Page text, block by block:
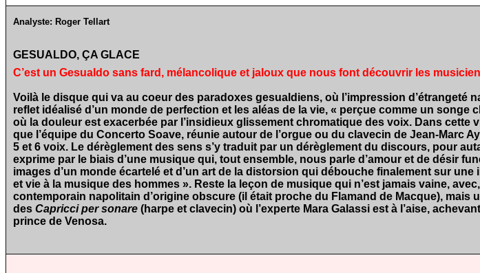
Analyste: Roger Tellart
GESUALDO, ÇA GLACE
C’est un Gesualdo sans fard, mélancolique et jaloux que nous font découvrir les
Voilà le disque qui va au coeur des paradoxes gesualdiens, où l’impression
reflet idéalisé d’un monde de perfection et les aléas de la vie, « perçue comme un
où la douleur est exacerbée par l’insidieux glissement chromatique des voix. Dans cette
que l’équipe du Concerto Soave, réunie autour de l’orgue ou du clavecin de Jean-
5 et 6 voix. Le dérèglement des sens s’y traduit par un dérèglement du discours, pour
exprime par le biais d’une musique qui, tout ensemble, nous parle d’amour et de désir
images d’un monde écartelé et d’un art de la distorsion qui débouche finalement sur
et vie à la musique des hommes ». Reste la leçon de musique qui n’est jamais vaine,
contemporain napolitain d’origine obscure (il était proche du Flamand de Macque),
des Capricci per sonare (harpe et clavecin) où l’experte Mara Galassi est à l’aise,
prince de Venosa.